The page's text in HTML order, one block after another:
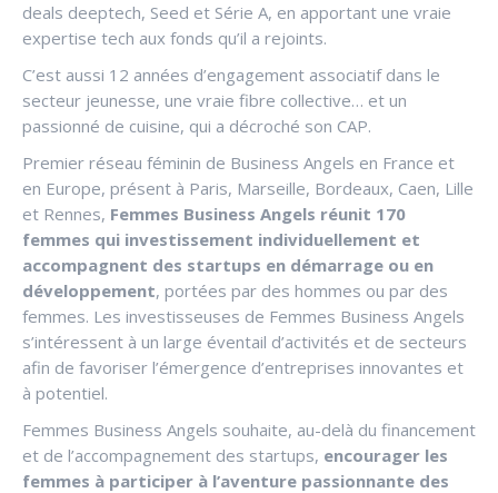
deals deeptech, Seed et Série A, en apportant une vraie
expertise tech aux fonds qu’il a rejoints.
C’est aussi 12 années d’engagement associatif dans le
secteur jeunesse, une vraie fibre collective… et un
passionné de cuisine, qui a décroché son CAP.
Premier réseau féminin de Business Angels en France et
en Europe, présent à Paris, Marseille, Bordeaux, Caen, Lille
et Rennes, Femmes Business Angels réunit 170
femmes qui investissement individuellement et
accompagnent des startups en démarrage ou en
développement, portées par des hommes ou par des
femmes. Les investisseuses de Femmes Business Angels
s’intéressent à un large éventail d’activités et de secteurs
afin de favoriser l’émergence d’entreprises innovantes et
à potentiel.
Femmes Business Angels souhaite, au-delà du financement
et de l’accompagnement des startups, encourager les
femmes à participer à l’aventure passionnante des